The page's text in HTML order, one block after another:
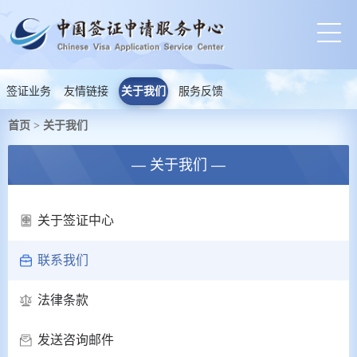
签证业务 友情链接 关于我们 服务反馈
首页 > 关于我们
— 关于我们 —
关于签证中心
联系我们
法律条款
发送咨询邮件